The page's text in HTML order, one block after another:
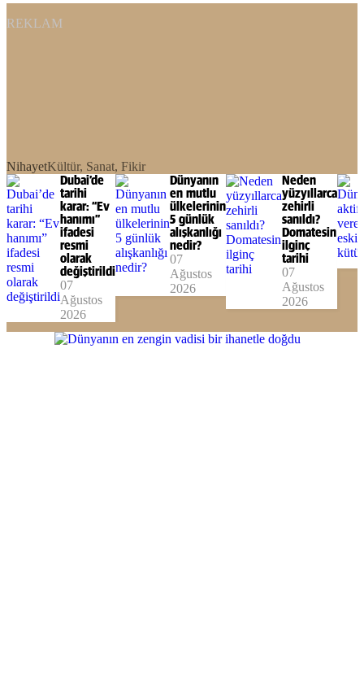
REKLAM
NihayetKültür, Sanat, Fikir
Dubai’de
tarihi
karar: “Ev
hanımı”
ifadesi
resmi
olarak
değiştirildi
07
Ağustos
2026
Dünyanın
en mutlu
ülkelerinin
5 günlük
alışkanlığı
nedir?
07
Ağustos
2026
Neden
yüzyıllarca
zehirli
sanıldı?
Domatesin
ilginç
tarihi
07
Ağustos
2026